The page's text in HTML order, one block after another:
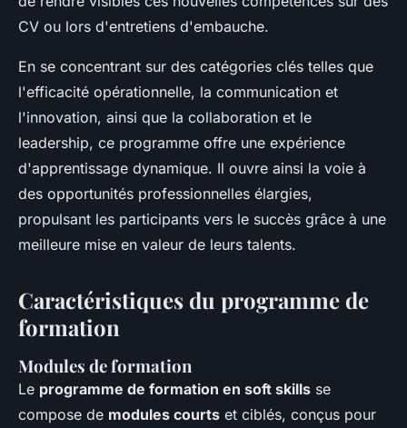
CV ou lors d'entretiens d'embauche.
En se concentrant sur des catégories clés telles que
l'efficacité opérationnelle, la communication et
l'innovation, ainsi que la collaboration et le
leadership, ce programme offre une expérience
d'apprentissage dynamique. Il ouvre ainsi la voie à
des opportunités professionnelles élargies,
propulsant les participants vers le succès grâce à une
meilleure mise en valeur de leurs talents.
Caractéristiques du programme de
formation
Modules de formation
Le programme de formation en soft skills se
compose de modules courts et ciblés, conçus pour